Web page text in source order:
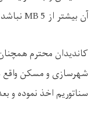
آن بیشتر از MB 5
کاندیدان محترم
شهرسازی و مسکن واقع
سناتوریم اخذ نموده و